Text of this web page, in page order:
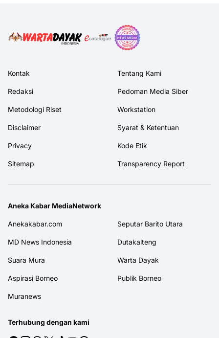
Kontak Tentang Kami
Redaksi Pedoman Media Siber
Metodologi Riset Workstation
Disclaimer Syarat & Ketentuan
Privacy Kode Etik
Sitemap Transparency Report
Aneka Kabar MediaNetwork
Anekakabar.com Seputar Barito Utara
MD News Indonesia Dutakalteng
Suara Mura Warta Dayak
Aspirasi Borneo Publik Borneo
Muranews
Terhubung dengan kami